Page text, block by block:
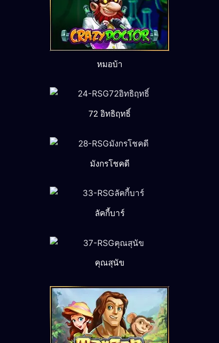
หมอบ้า
72 อิทธิฤทธิ์
มังกรโชคดี
ลัคกี้บาร์
คุณสุนัข